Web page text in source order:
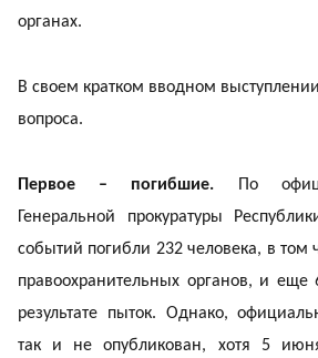
органах.
В своем кратком вводном
вопроса.
Первое – погибшие. По
Генеральной прокуратуры
событий погибли 232 человека, в том
правоохранительных органов, и еще
результате пыток. Однако,
так и не опубликован, хотя 5